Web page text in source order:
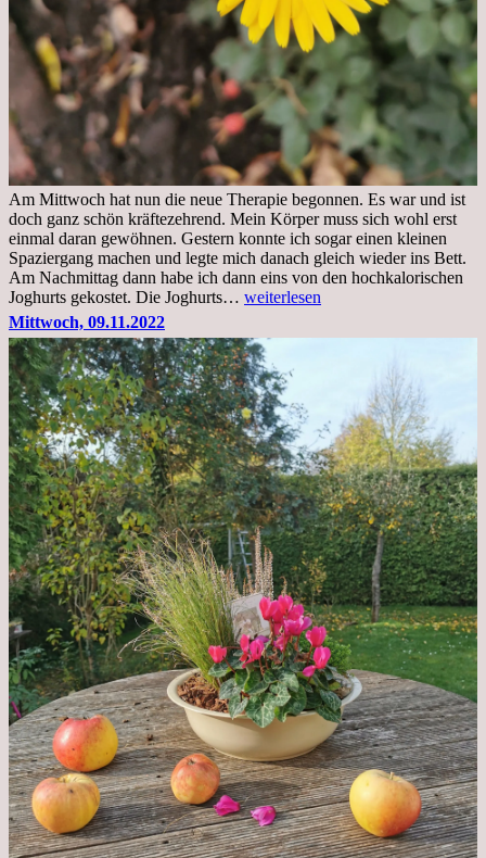
Am Mittwoch hat nun die neue Therapie begonnen. Es war und ist
doch ganz schön kräftezehrend. Mein Körper muss sich wohl erst
einmal daran gewöhnen. Gestern konnte ich sogar einen kleinen
Spaziergang machen und legte mich danach gleich wieder ins Bett.
Am Nachmittag dann habe ich dann eins von den hochkalorischen
Joghurts gekostet. Die Joghurts… Freitag,
Therapie
Beginn
gut
überstanden
weiterlesen
Mittwoch, 09.11.2022